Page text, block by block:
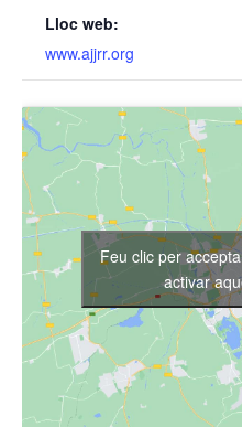
Lloc web:
www.ajjrr.org
Feu clic per
activar